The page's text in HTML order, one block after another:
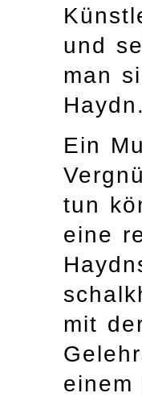
und
man
Haydn.
Ein
tun
eine
mit